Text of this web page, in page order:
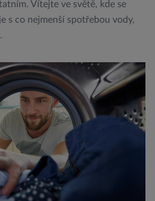
Vítejte ve světě, kde se
s co nejmenší spotřebou vody,